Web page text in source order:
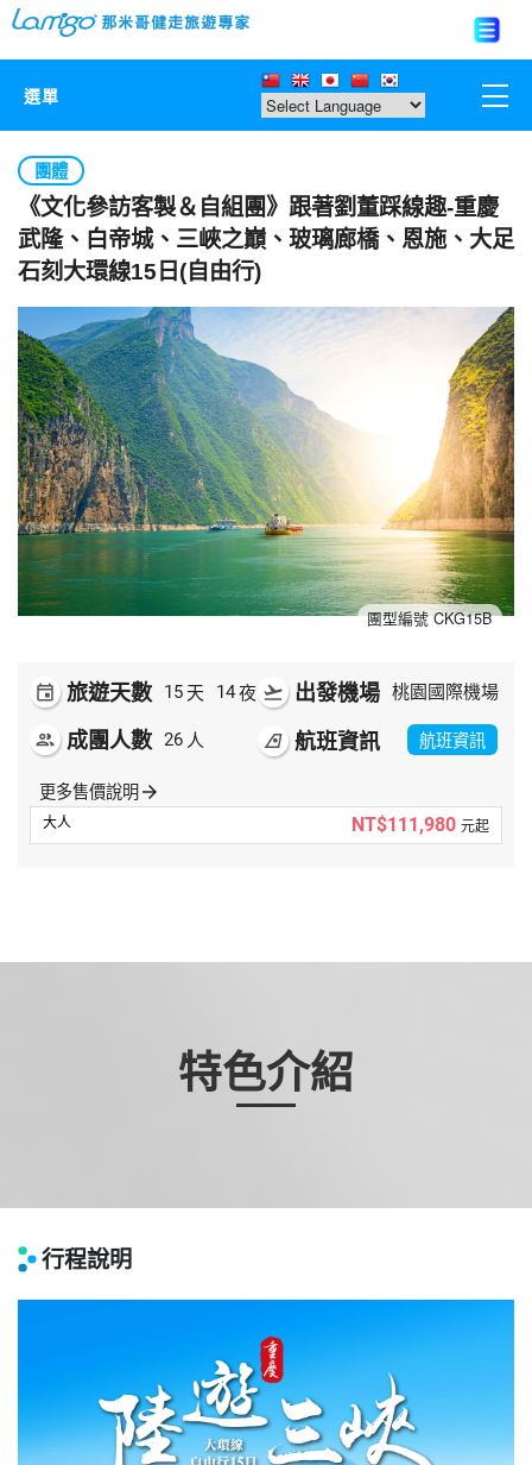
選單
那米哥莊園
中國
日本
亞洲韓國
歐美紐澳
台灣
夯講座
自由行
團體
《文化參訪客製＆自組團》跟著劉董踩線趣-重慶
武隆、白帝城、三峽之巔、玻璃廊橋、恩施、大足
石刻大環線15日(自由行)
團型編號 CKG15B
event 旅遊天數 15 天 14夜
people 成團人數 26 人
flight_takeoff 出發機場 桃園國際機場
airlines 航班資訊 航班資訊
更多售價說明arrow_forward
NT$111,980 元起
特色介紹
行程說明